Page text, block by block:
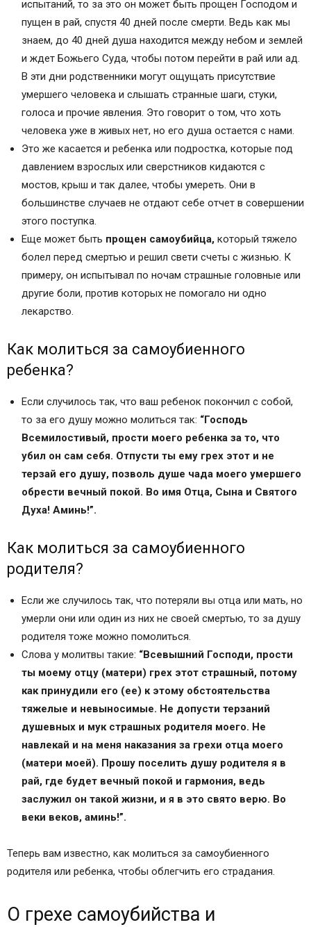
испытаний, то за это он может быть прощен Господом и
пущен в рай, спустя 40 дней после смерти. Ведь как мы
знаем, до 40 дней душа находится между небом и землей
и ждет Божьего Суда, чтобы потом перейти в рай или ад.
В эти дни родственники могут ощущать присутствие
умершего человека и слышать странные шаги, стуки,
голоса и прочие явления. Это говорит о том, что хоть
человека уже в живых нет, но его душа остается с нами.
Это же касается и ребенка или подростка, которые под
давлением взрослых или сверстников кидаются с
мостов, крыш и так далее, чтобы умереть. Они в
большинстве случаев не отдают себе отчет в совершении
этого поступка.
Еще может быть прощен самоубийца, который тяжело
болел перед смертью и решил свети счеты с жизнью. К
примеру, он испытывал по ночам страшные головные или
другие боли, против которых не помогало ни одно
лекарство.
Как молиться за самоубиенного
ребенка?
Если случилось так, что ваш ребенок покончил с собой,
то за его душу можно молиться так: “Господь
Всемилостивый, прости моего ребенка за то, что
убил он сам себя. Отпусти ты ему грех этот и не
терзай его душу, позволь душе чада моего умершего
обрести вечный покой. Во имя Отца, Сына и Святого
Духа! Аминь!”.
Как молиться за самоубиенного
родителя?
Если же случилось так, что потеряли вы отца или мать, но
умерли они или один из них не своей смертью, то за душу
родителя тоже можно помолиться.
Слова у молитвы такие: “Всевышний Господи, прости
ты моему отцу (матери) грех этот страшный, потому
как принудили его (ее) к этому обстоятельства
тяжелые и невыносимые. Не допусти терзаний
душевных и мук страшных родителя моего. Не
навлекай и на меня наказания за грехи отца моего
(матери моей). Прошу поселить душу родителя я в
рай, где будет вечный покой и гармония, ведь
заслужил он такой жизни, и я в это свято верю. Во
веки веков, аминь!”.
Теперь вам известно, как молиться за самоубиенного
родителя или ребенка, чтобы облегчить его страдания.
О грехе самоубийства и